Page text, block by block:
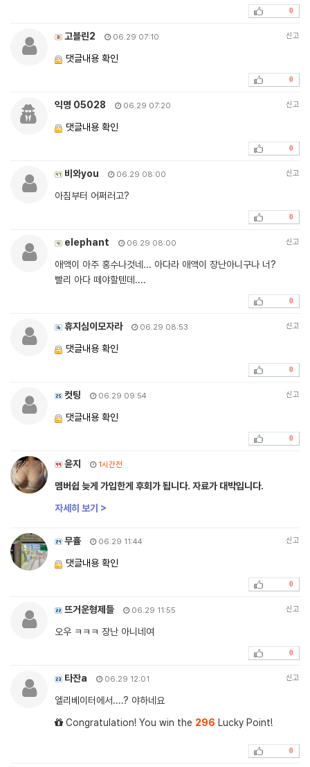
0
고블린2 06.29 07:10 신고
댓글내용 확인
0
익명 05028 06.29 07:20 신고
댓글내용 확인
0
비와you 06.29 08:00 신고
아침부터 어쩌러고?
0
elephant 06.29 08:00 신고
애액이 아주 홍수나것네... 아다라 애액이 장난아니구나 너?
빨리 아다 떼야할텐데....
0
휴지심이모자라 06.29 08:53 신고
댓글내용 확인
0
컷팅 06.29 09:54 신고
댓글내용 확인
0
윤지 1시간전
멤버쉽 늦게 가입한게 후회가 됩니다. 자료가 대박입니다.
자세히 보기 >
무휼 06.29 11:44 신고
댓글내용 확인
0
뜨거운형제들 06.29 11:55 신고
오우 ㅋㅋㅋ 장난 아니네여
0
타잔a 06.29 12:01 신고
엘리베이터에서....? 야하네요
Congratulation! You win the 296 Lucky Point!
0